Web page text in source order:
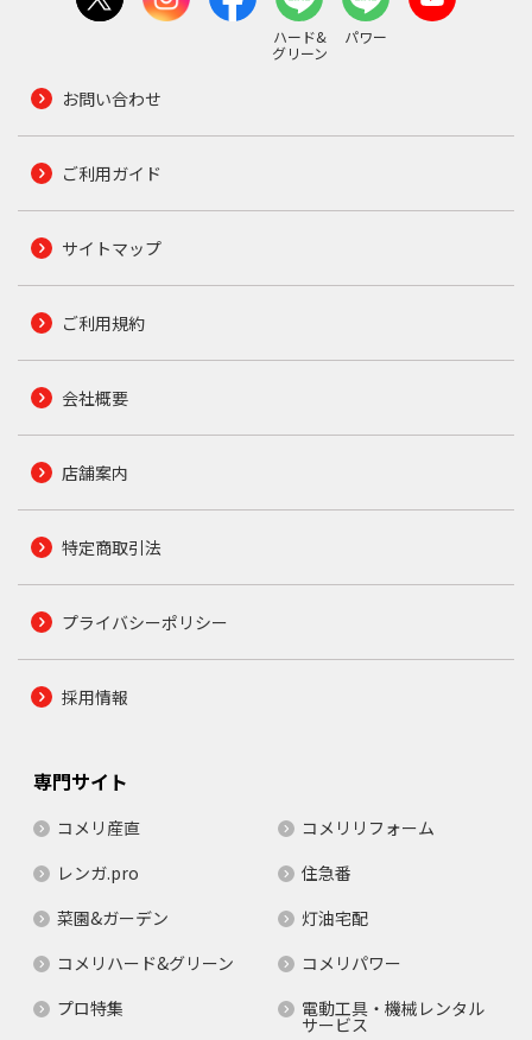
ハード&
グリーン
パワー
お問い合わせ
ご利用ガイド
サイトマップ
ご利用規約
会社概要
店舗案内
特定商取引法
プライバシーポリシー
採用情報
専門サイト
コメリ産直
コメリリフォーム
レンガ.pro
住急番
菜園&ガーデン
灯油宅配
コメリハード&グリーン
コメリパワー
プロ特集
電動工具・機械レンタル
サービス